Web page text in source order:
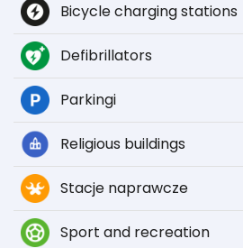
Bicycle charging stations
Defibrillators
Parkingi
Religious buildings
Stacje naprawcze
Sport and recreation